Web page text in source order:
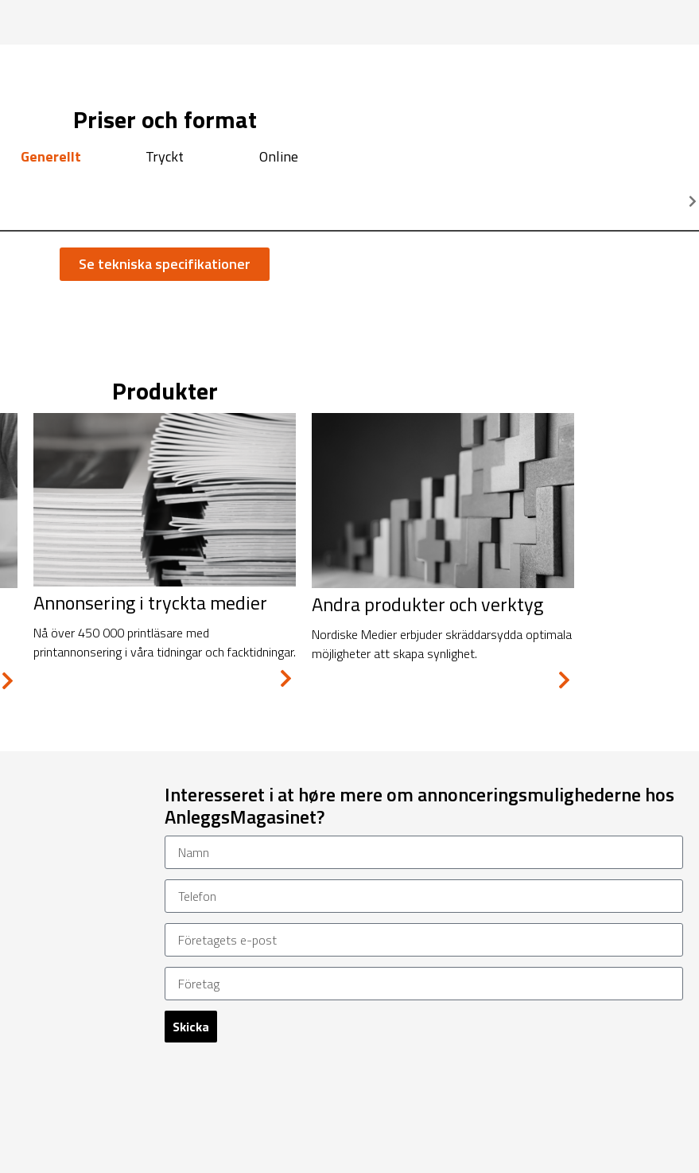
Priser och format
Generellt Tryckt Online
Se tekniska specifikationer
Produkter
Annonsering i tryckta medier
Nå över 450 000 printläsare med
printannonsering i våra tidningar och facktidningar.
Andra produkter och verktyg
Nordiske Medier erbjuder skräddarsydda optimala
möjligheter att skapa synlighet.
Interesseret i at høre mere om annonceringsmulighederne hos
AnleggsMagasinet?
Skicka